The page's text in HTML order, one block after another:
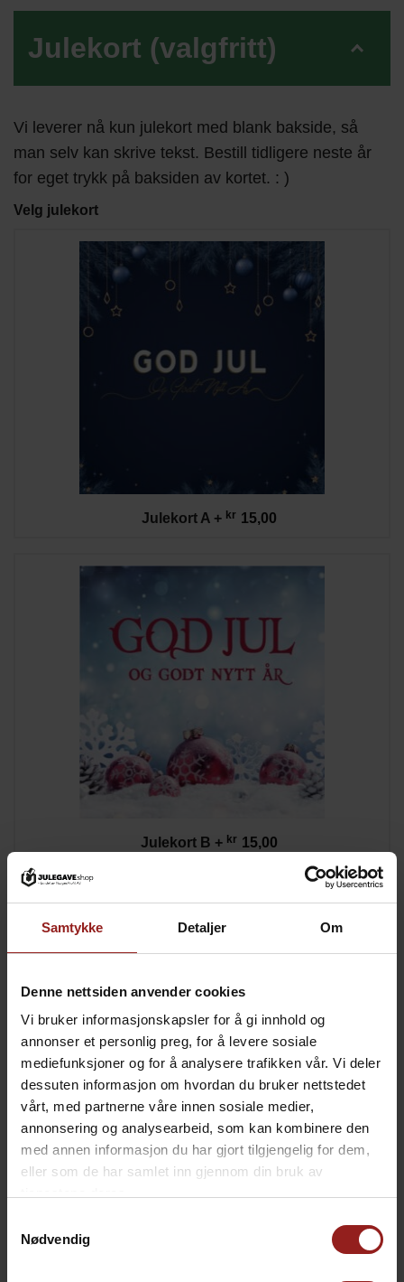
Samtykke Detaljer Om
Denne nettsiden anvender cookies
Vi bruker informasjonskapsler for å gi innhold og
annonser et personlig preg, for å levere sosiale
mediefunksjoner og for å analysere trafikken vår. Vi deler
dessuten informasjon om hvordan du bruker nettstedet
vårt, med partnerne våre innen sosiale medier,
annonsering og analysearbeid, som kan kombinere den
med annen informasjon du har gjort tilgjengelig for dem,
eller som de har samlet inn gjennom din bruk av
Nødvendig
Julekort (valgfritt)
Vi leverer nå kun julekort med blank bakside, så
man selv kan skrive tekst. Bestill tidligere neste år
for eget trykk på baksiden av kortet. : )
Velg julekort
Julekort A + kr 15,00
Julekort B + kr 15,00
Julekort C+ 15,00